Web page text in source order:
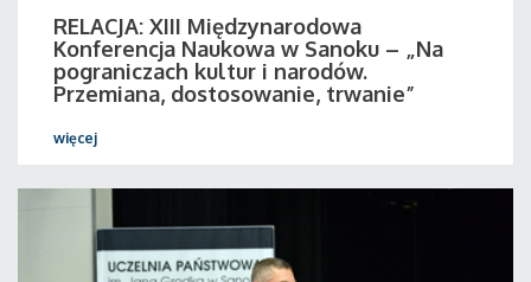
RELACJA: XIII Międzynarodowa
Konferencja Naukowa w Sanoku – „Na
pograniczach kultur i narodów.
Przemiana, dostosowanie, trwanie”
więcej